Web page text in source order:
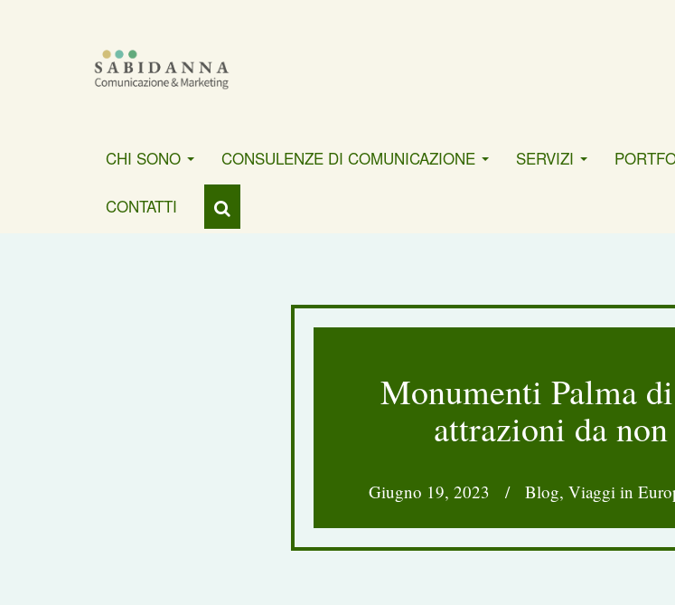
CHI SONO CONSULENZE DI COMUNICAZIONE SERVIZI
CONTATTI
Monumenti Palma
attrazioni da
Giugno 19, 2023 / Blog, Viaggi in